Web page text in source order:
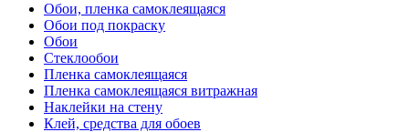
Обои, пленка самоклеящаяся
Обои под покраску
Обои
Стеклообои
Пленка самоклеящаяся
Пленка самоклеящаяся витражная
Наклейки на стену
Клей, средства для обоев